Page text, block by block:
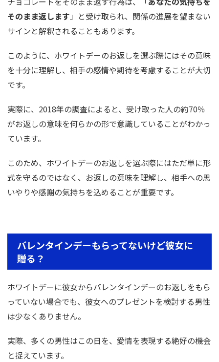
そのまま返します 」と受け取られ、関係の進展を望まない
サインと解釈されることもあります。
このように、ホワイトデーのお返しを選ぶ際にはその意味
を十分に理解し、相手の感情や期待を考慮することが大切
です。
実際に、2018年の調査によると、受け取った人の約70％
がお返しの意味を何らかの形で意識していることがわかっ
ています。
このため、ホワイトデーのお返しを選ぶ際にはただ単に形
式を守るのではなく、お返しの意味を理解し、相手への思
いやりや感謝の気持ちを込めることが重要です。
バレンタインデーもらってないけど彼女に
贈る？
ホワイトデーに彼女からバレンタインデーのお返しをもら
っていない場合でも、彼女へのプレゼントを検討する男性
は少なくありません。
実際、多くの男性はこの日を、愛情を表現する絶好の機会
と捉えています。